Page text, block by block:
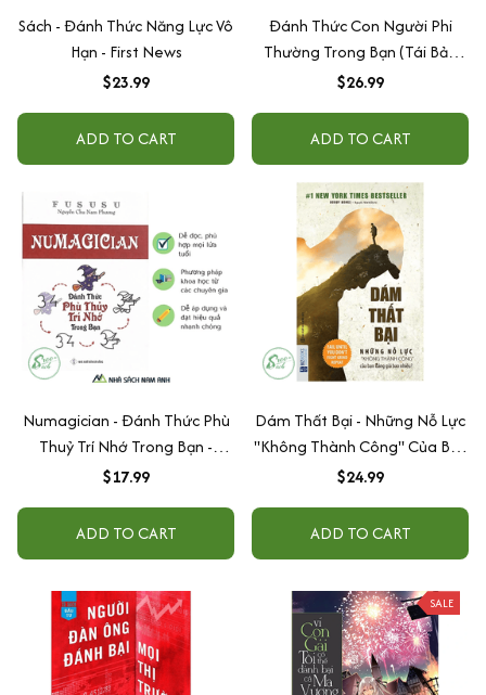
Sách - Đánh Thức Năng Lực Vô
Hạn - First News
$23.99
ADD TO CART
Đánh Thức Con Người Phi
Thường Trong Bạn (Tái Bản
2020)
$26.99
ADD TO CART
Numagician - Đánh Thức Phù
Thuỷ Trí Nhớ Trong Bạn -
FuSuSu
$17.99
ADD TO CART
Dám Thất Bại - Những Nỗ Lực
"Không Thành Công" Của Bạn
Đáng Giá Bao Nhiêu?
$24.99
ADD TO CART
SALE